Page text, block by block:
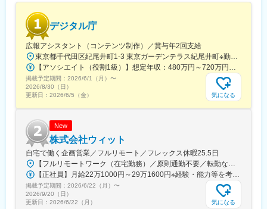
■働き方：
・残業：無
・年間休日125日（完全土日祝休み）
※嘱託勤務につき、週の勤務日数は（応）相談
・出勤方法：自宅からの直行直帰のかたちになります。
・就業時間：09：00～18：00（休憩：60分）
※検査のない時間に関しては周辺や自宅で待機していただき、自由
に時間をお使いいただけます。
■事業概要：
・住宅性能評価（設計・建設住宅性能評価（新築が中心））
・長期使用構造等確認
・確認審査・現場検査（中間・完了検査）
・住宅金融支援機構「フラット35」適合証明
・住宅瑕疵担保責任保険業務 等
■拠点：
・東北事務所（宮城県仙台市）
・北関東事務所（栃木県宇都宮市）
デジタル庁
広報アシスタント（コンテンツ制作）／賞与年2回支給
東京都千代田区紀尾井町1-3 東京ガーデンテラス紀尾井町※勤務地変更の可能性あり※受動喫煙対策あり＜テレワーク・リモートワークについて＞(上長の合意のもと)ご担当いただくプロジェクトの進行に支障のない範囲でリモートワークを実施いただくことが可能です。※職種により、オフィス出勤を必要とする場合があります。
【アソシエイト（役割1級）】想定年収：480万円～720万円（賞与年2回を含む／フルタイム勤務の場合）※上記年収は経験・能力を考慮のうえ決定します※超過勤務手当は別途支給します▼モデル年収例・年収600万円の場合：月20時間の残業で約665万円程度※給与は「一般職の職員の給与に関する法律」に基づき決定します※ご経験・スキルに応じて、いずれかのグレードでの採用となります
掲載予定期間： 2026/6/1（月） 〜
2026/8/30（日）
更新日： 2026/6/5（金） 気になる
New
株式会社ウィット
自宅で働く企画営業／フルリモート／フレックス休暇25.5日
【フルリモートワーク（在宅勤務）／原則通勤不要／転勤なし】★U・Iターン歓迎！本社／大阪府高槻市札幌／北海道札幌市中央区青森／青森県青森市盛岡／岩手県盛岡市仙台／宮城県仙台市青葉区山形／山形県山形市福島／福島県福島市新潟／新潟県新潟市中央区高岡／富山県高岡市金沢／石川県金沢市軽井沢／長野県北佐久郡高崎／群馬県高崎市宇都宮／栃木県宇都宮市水戸／茨城県水戸市東京／東京都千代田区静岡／静岡県静岡市葵区名古屋／愛知県名古屋市中村区岐阜／岐阜県高山市神戸／兵庫県神戸中央区京都／京都府京都市下京区奈良／奈良県奈良市和歌山／和歌山県和歌山市三重／三重県多気郡彦根／滋賀県彦根市鳥取／鳥取県鳥取市松江／島根県松江市岡山／岡山県岡山市北区広島／広島県広島市中区下関／山口県下関市松山／愛媛県松山市徳島／徳島県徳島市高松／香川県高松市福岡／福岡県福岡市中央区大分／大分県大分市佐賀／佐賀県佐賀市長崎／長崎県長崎市熊本／熊本県熊本市中央区宮崎／宮崎県宮崎市鹿児島／鹿児島県鹿児島市名護／沖縄県名護市受動喫煙対策：有（屋内禁煙）
【正社員】月給22万1000円～29万1600円※経験・能力等を考慮し決定します。※残業がある場合は別途時間外手当を全額支給します。★いきなり正社員が不安な方はパートから始めてもOKです♪【アルバイト・パート】時給1300円～1800円
掲載予定期間： 2026/6/22（月） 〜
2026/9/20（日）
更新日： 2026/6/22（月） 気になる